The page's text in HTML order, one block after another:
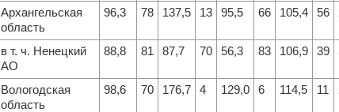
Архангельская
область
96,3 78 137,5 13 95,5 66 105,4 56
в т. ч. Ненецкий
АО
88,8 81 87,7 70 56,3 83 106,9 39
Вологодская
область
98,6 70 176,7 4 129,0 6 114,5 11